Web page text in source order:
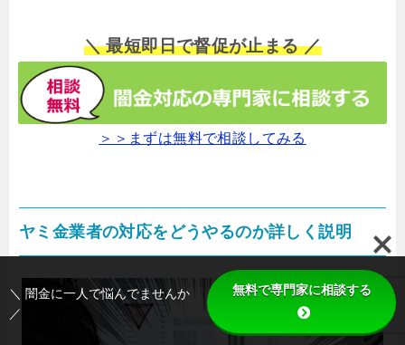
＼ 最短即日で督促が止まる ／
＞＞まずは無料で相談してみる
ヤミ金業者の対応をどうやるのか詳しく説明
＼ 闇金に一人で悩んでませんか
／
無料で専門家に相談する